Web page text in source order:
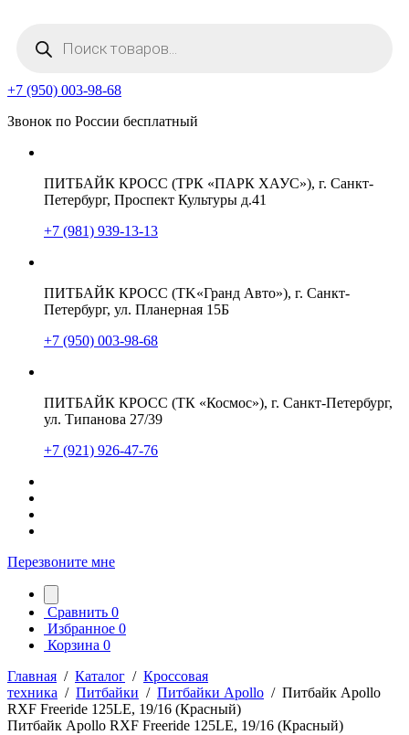
товаров
+7 (950) 003-98-68
Звонок по России бесплатный
ПИТБАЙК КРОСС (ТРК «ПАРК ХАУС»), г. Санкт-
Петербург, Проспект Культуры д.41
+7 (981) 939-13-13
ПИТБАЙК КРОСС (TK«Гранд Авто»), г. Санкт-
Петербург, ул. Планерная 15Б
+7 (950) 003-98-68
ПИТБАЙК КРОСС (ТК «Космос»), г. Санкт-Петербург,
ул. Типанова 27/39
+7 (921) 926-47-76
Перезвоните мне
Сравнить 0
Избранное 0
Корзина 0
Главная / Каталог / Кроссовая
техника / Питбайки / Питбайки Apollo / Питбайк Apollo
RXF Freeride 125LE, 19/16 (Красный)
Питбайк Apollo RXF Freeride 125LE, 19/16 (Красный)